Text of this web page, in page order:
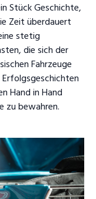
Stück Geschichte,
Zeit überdauert
stetig
die sich der
Fahrzeuge
Hand in Hand
zu bewahren.